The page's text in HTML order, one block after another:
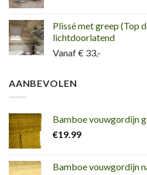
Plissé met greep (Top
lichtdoorlatend
Vanaf € 33,-
AANBEVOLEN
Bamboe vouwgordijn
€19.99
Bamboe vouwgordijn